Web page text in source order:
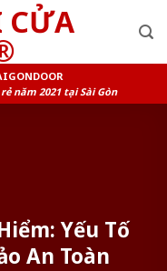
năm 2021 tại Sài Gòn
Yếu Tố
An Toàn